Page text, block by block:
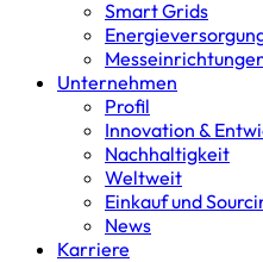
Smart Grids
Unternehmen
Profil
Innovation &
Nachhaltigkeit
Weltweit
Einkauf und
News
Karriere